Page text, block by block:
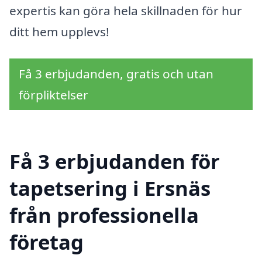
expertis kan göra hela skillnaden för hur
ditt hem upplevs!
Få 3 erbjudanden, gratis och utan
förpliktelser
Få 3 erbjudanden för
tapetsering i Ersnäs
från professionella
företag